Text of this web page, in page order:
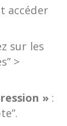
accéder
sur les
>
»: